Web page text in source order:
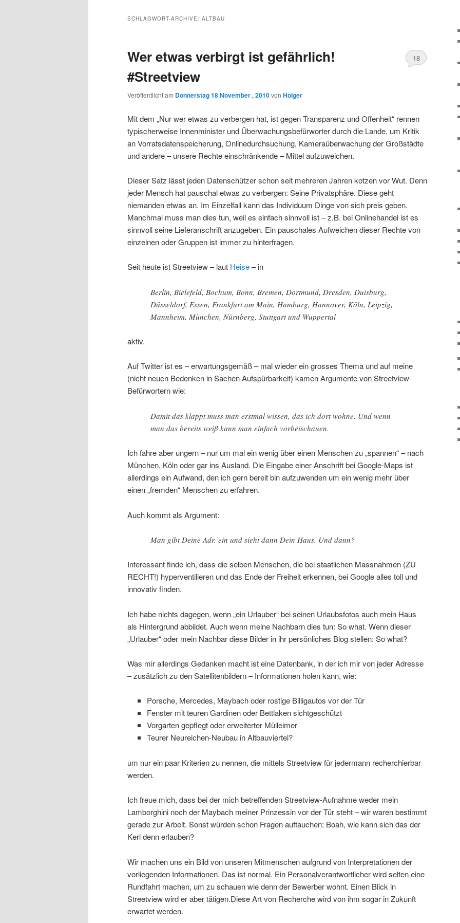
wechseln
SCHLAGWORT-ARCHIVE: ALTBAU
Wer etwas verbirgt ist gefährlich!
#Streetview
Veröffentlicht am Donnerstag 18 November , 2010von Holger
18
Mit dem „Nur wer etwas zu verbergen hat, ist gegen Transparenz und Offenheit“ rennen
typischerweise Innenminister und Überwachungsbefürworter durch die Lande, um Kritik
an Vorratsdatenspeicherung, Onlinedurchsuchung, Kameraüberwachung der Großstädte
und andere – unsere Rechte einschränkende – Mittel aufzuweichen.
Dieser Satz lässt jeden Datenschützer schon seit mehreren Jahren kotzen vor Wut. Denn
jeder Mensch hat pauschal etwas zu verbergen: Seine Privatsphäre. Diese geht
niemanden etwas an. Im Einzelfall kann das Individuum Dinge von sich preis geben.
Manchmal muss man dies tun, weil es einfach sinnvoll ist – z.B. bei Onlinehandel ist es
sinnvoll seine Lieferanschrift anzugeben. Ein pauschales Aufweichen dieser Rechte von
einzelnen oder Gruppen ist immer zu hinterfragen.
Seit heute ist Streetview – laut Heise– in
Berlin, Bielefeld, Bochum, Bonn, Bremen, Dortmund, Dresden, Duisburg,
Düsseldorf, Essen, Frankfurt am Main, Hamburg, Hannover, Köln, Leipzig,
Mannheim, München, Nürnberg, Stuttgart und Wuppertal
aktiv.
Auf Twitter ist es – erwartungsgemäß – mal wieder ein grosses Thema und auf meine
(nicht neuen Bedenken in Sachen Aufspürbarkeit) kamen Argumente von Streetview-
Befürwortern wie:
Damit das klappt muss man erstmal wissen, das ich dort wohne. Und wenn
man das bereits weiß kann man einfach vorbeischauen.
Ich fahre aber ungern – nur um mal ein wenig über einen Menschen zu „spannen“ – nach
München, Köln oder gar ins Ausland. Die Eingabe einer Anschrift bei Google-Maps ist
allerdings ein Aufwand, den ich gern bereit bin aufzuwenden um ein wenig mehr über
einen „fremden“ Menschen zu erfahren.
Auch kommt als Argument:
Man gibt Deine Adr. ein und sieht dann Dein Haus. Und dann?
Interessant finde ich, dass die selben Menschen, die bei staatlichen Massnahmen (ZU
RECHT!) hyperventilieren und das Ende der Freiheit erkennen, bei Google alles toll und
innovativ finden.
Ich habe nichts dagegen, wenn „ein Urlauber“ bei seinen Urlaubsfotos auch mein Haus
als Hintergrund abbildet. Auch wenn meine Nachbarn dies tun: So what. Wenn dieser
„Urlauber“ oder mein Nachbar diese Bilder in ihr persönliches Blog stellen: So what?
Was mir allerdings Gedanken macht ist eine Datenbank, in der ich mir von jeder Adresse
– zusätzlich zu den Satellitenbildern – Informationen holen kann, wie:
Porsche, Mercedes, Maybach oder rostige Billigautos vor der Tür
Fenster mit teuren Gardinen oder Bettlaken sichtgeschützt
Vorgarten gepflegt oder erweiterter Mülleimer
Teurer Neureichen-Neubau in Altbauviertel?
um nur ein paar Kriterien zu nennen, die mittels Streetview für jedermann recherchierbar
werden.
Ich freue mich, dass bei der mich betreffenden Streetview-Aufnahme weder mein
Lamborghini noch der Maybach meiner Prinzessin vor der Tür steht – wir waren bestimmt
gerade zur Arbeit. Sonst würden schon Fragen auftauchen: Boah, wie kann sich das der
Kerl denn erlauben?
Wir machen uns ein Bild von unseren Mitmenschen aufgrund von Interpretationen der
vorliegenden Informationen. Das ist normal. Ein Personalverantwortlicher wird selten eine
Rundfahrt machen, um zu schauen wie denn der Bewerber wohnt. Einen Blick in
Streetview wird er aber tätigen.Diese Art von Recherche wird von ihm sogar in Zukunft
erwartet werden.